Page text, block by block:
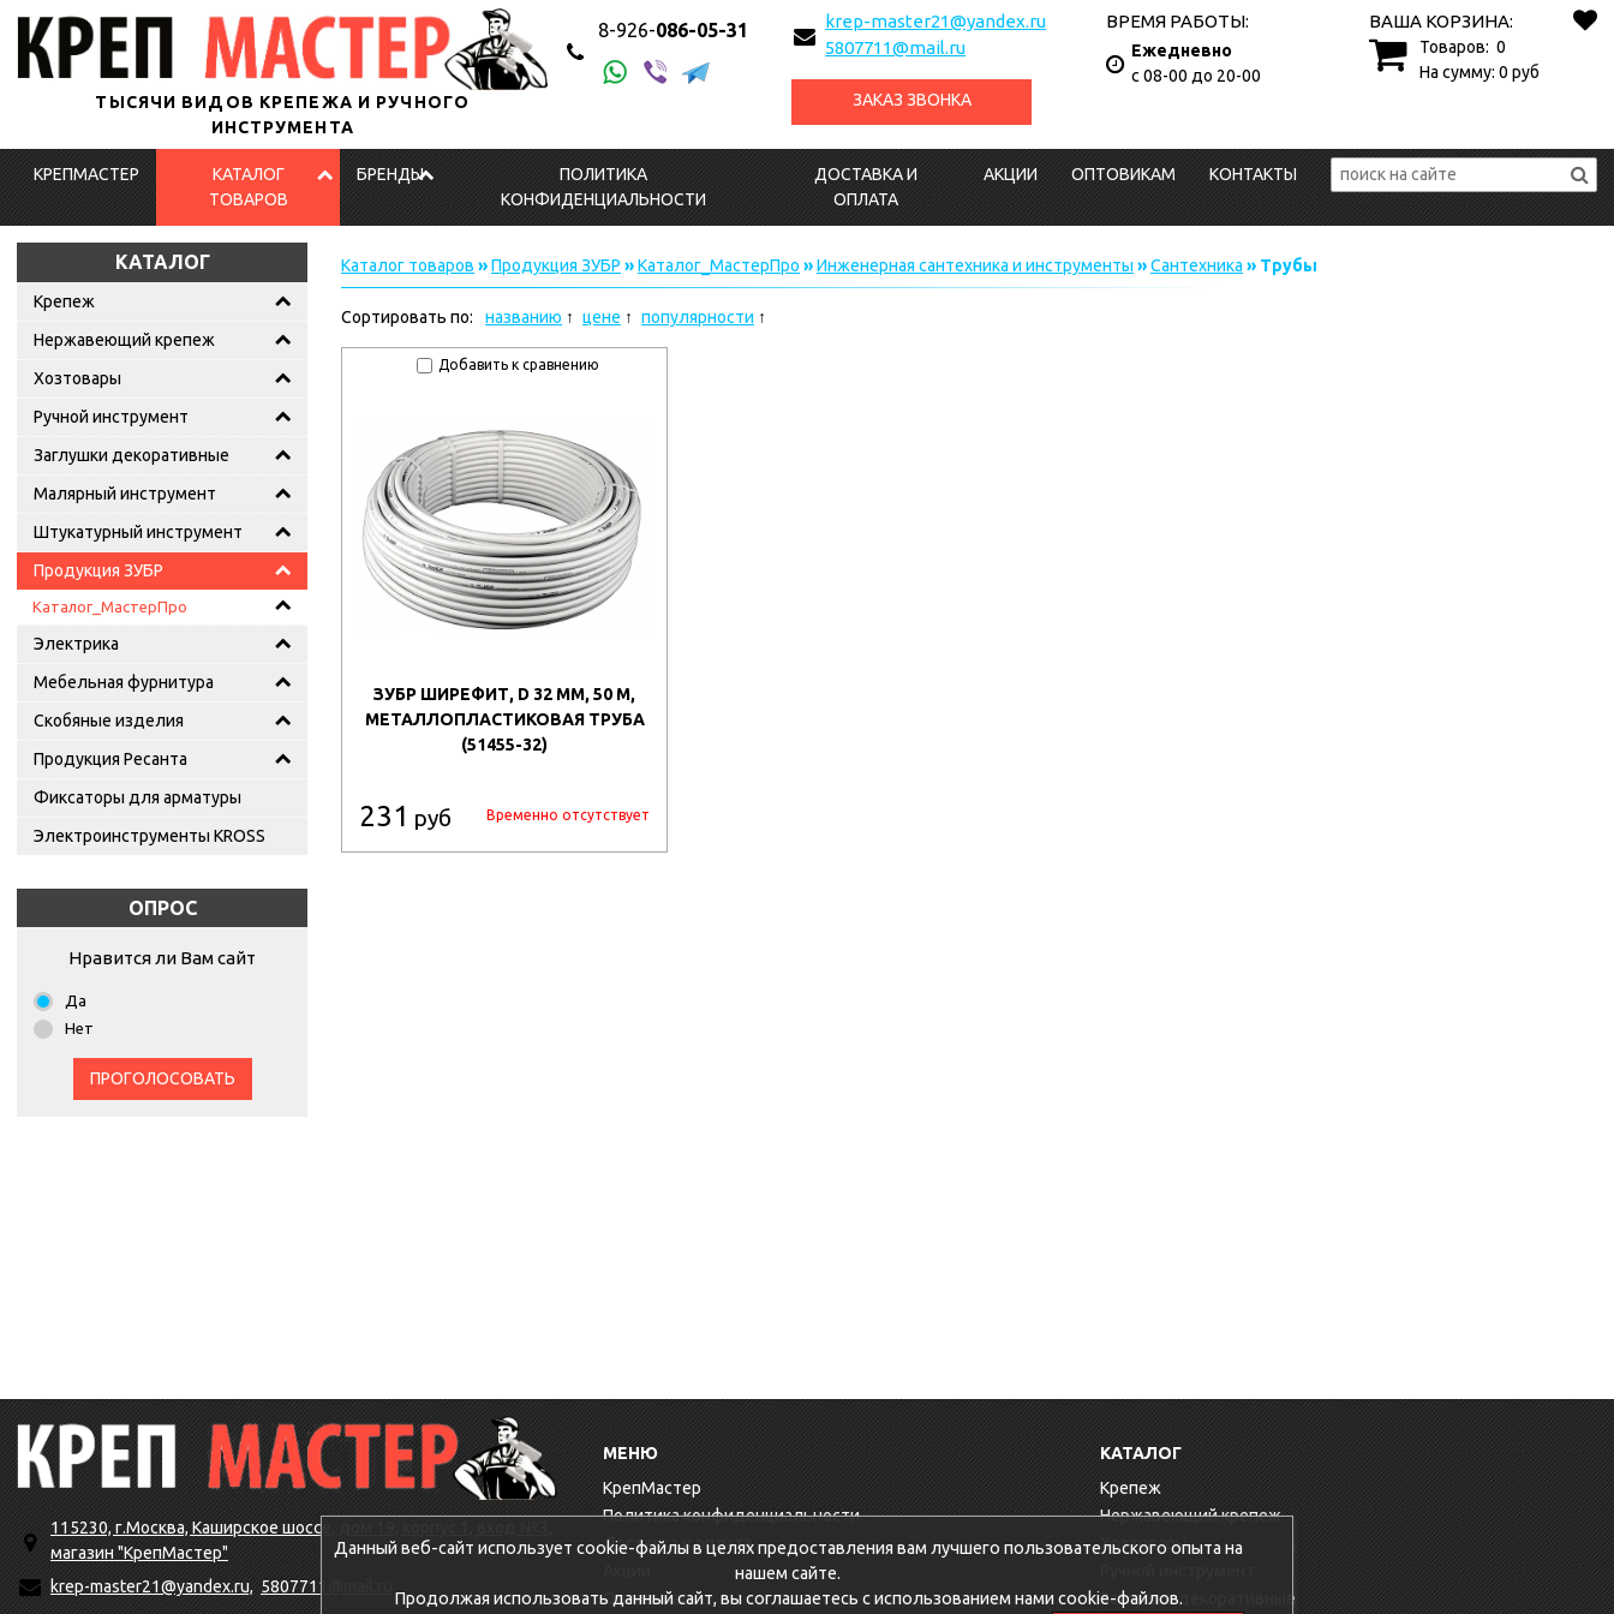
ТЫСЯЧИ ВИДОВ КРЕПЕЖА И РУЧНОГО
ИНСТРУМЕНТА
8-926-086-05-31
krep-master21@yandex.ru
5807711@mail.ru
ЗАКАЗ ЗВОНКА
ВРЕМЯ РАБОТЫ:
Ежедневно
с 08-00 до 20-00
ВАША КОРЗИНА:
Товаров: 0
На сумму: 0 руб
КРЕПМАСТЕР
КАТАЛОГ
ТОВАРОВ
БРЕНДЫ
ПОЛИТИКА
КОНФИДЕНЦИАЛЬНОСТИ
ДОСТАВКА И
ОПЛАТА
АКЦИИ ОПТОВИКАМ КОНТАКТЫ
КАТАЛОГ
Крепеж
Нержавеющий крепеж
Хозтовары
Ручной инструмент
Заглушки декоративные
Малярный инструмент
Штукатурный инструмент
Продукция ЗУБР
Каталог_МастерПро
Электрика
Мебельная фурнитура
Скобяные изделия
Продукция Ресанта
Фиксаторы для арматуры
Электроинструменты KROSS
ОПРОС
Нравится ли Вам сайт
Да
Нет
ПРОГОЛОСОВАТЬ
Каталог товаров »Продукция ЗУБР »Каталог_МастерПро »Инженерная сантехника и инструменты »Сантехника » Трубы
Сортировать по: названию цене популярности
Добавить к сравнению
ЗУБР ШИРЕФИТ, D 32 ММ, 50 М,
МЕТАЛЛОПЛАСТИКОВАЯ ТРУБА
(51455-32)
231 руб Временно отсутствует
115230, г.Москва, Каширское шоссе, дом 19, корпус 1, вход №3,
магазин "КрепМастер"
krep-master21@yandex.ru, 5807711@mail.ru
МЕНЮ
КрепМастер
Политика конфиденциальности
Доставка и оплата
Оптовикам
КАТАЛОГ
Крепеж
Нержавеющий крепеж
Хозтовары
Заглушки декоративные
Данный веб-сайт использует cookie-файлы в целях предоставления вам лучшего пользовательского опыта на
нашем сайте.
Продолжая использовать данный сайт, вы соглашаетесь с использованием нами cookie-файлов.